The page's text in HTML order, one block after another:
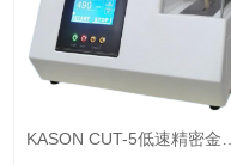
KASON CUT-5低速精密金相